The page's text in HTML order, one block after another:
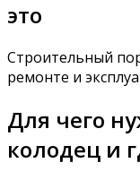
это
Строительный
ремонте и
Для чего
колодец и